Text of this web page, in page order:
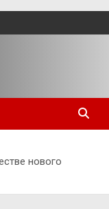
нового